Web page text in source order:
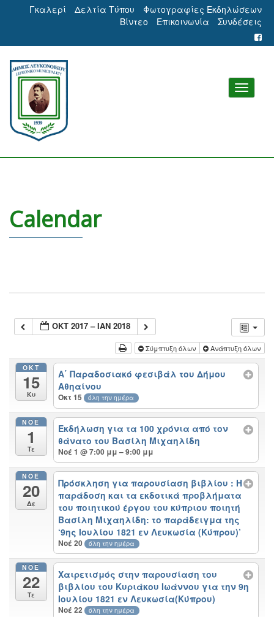
Γκαλερί Δελτία Τύπου
Φωτογραφίες Εκδηλώσεων
Βίντεο
Επικοινωνία Συνδέσεις
Calendar
ΟΚΤ 2017 – ΙΑΝ 2018
Σύμπτυξη όλων Ανάπτυξη όλων
ΟΚΤ
15
Κυ
Α΄ Παραδοσιακό φεσιβάλ του Δήμου
Αθηαίνου
Οκτ 15 όλη την ημέρα
ΝΟΈ
1
Τε
Εκδήλωση για τα 100 χρόνια από τον
θάνατο του Βασίλη Μιχαηλίδη
Νοέ 1 @ 7:00 μμ – 9:00 μμ
ΝΟΈ
20
Δε
Πρόσκληση για παρουσίαση βιβλίου : Η
παράδοση και τα εκδοτικά προβλήματα
του ποιητικού έργου του κύπριου ποιητή
Βασίλη Μιχαηλίδη: το παράδειγμα της
‘9ης Ιουλίου 1821 εν Λευκωσία (Κύπρου)’
Νοέ 20 όλη την ημέρα
ΝΟΈ
22
Τε
Χαιρετισμός στην παρουσίαση του
βιβλίου του Κυριάκου Ιωάννου για την 9η
Ιουλίου 1821 εν Λευκωσία(Κύπρου)
Νοέ 22 όλη την ημέρα